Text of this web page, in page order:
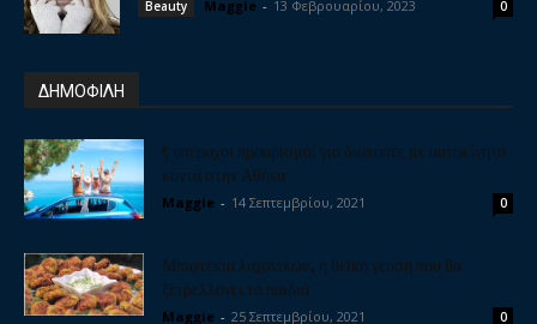
Beauty Maggie - 13 Φεβρουαρίου, 2023 0
ΔΗΜΟΦΙΛΗ
5 υπέροχοι προορισμοί για διακοπές με αυτοκίνητο
κοντά στην Αθήνα
Maggie - 14 Σεπτεμβρίου, 2021 0
Μπιφτέκια λαχανικών, η θεϊκή γεύση που θα
ξετρελλάνει τα παιδιά
Maggie - 25 Σεπτεμβρίου, 2021 0